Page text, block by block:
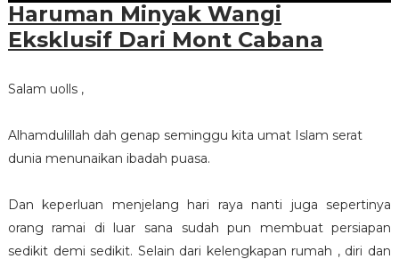
Haruman Minyak Wangi
Eksklusif Dari Mont Cabana
Salam uolls ,
Alhamdulillah dah genap seminggu kita umat Islam serat
dunia menunaikan ibadah puasa.
Dan keperluan menjelang hari raya nanti juga sepertinya
orang ramai di luar sana sudah pun membuat persiapan
sedikit demi sedikit. Selain dari kelengkapan rumah , diri dan